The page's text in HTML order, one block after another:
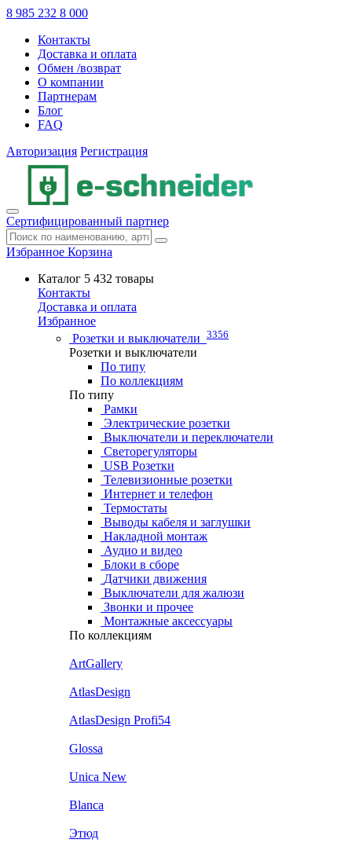
8 985 232 8 000
Контакты
Доставка и оплата
Обмен /возврат
О компании
Партнерам
Блог
FAQ
Авторизация Регистрация
Сертифицированный партнер
Избранное Корзина
Каталог 5 432 товары
Контакты
Доставка и оплата
Избранное
Розетки и выключатели 3356
Розетки и выключатели
По типу
По коллекциям
По типу
Рамки
Электрические розетки
Выключатели и переключатели
Светорегуляторы
USB Розетки
Телевизионные розетки
Интернет и телефон
Термостаты
Выводы кабеля и заглушки
Накладной монтаж
Аудио и видео
Блоки в сборе
Датчики движения
Выключатели для жалюзи
Звонки и прочее
Монтажные аксессуары
По коллекциям
ArtGallery
AtlasDesign
AtlasDesign Profi54
Glossa
Unica New
Blanca
Этюд